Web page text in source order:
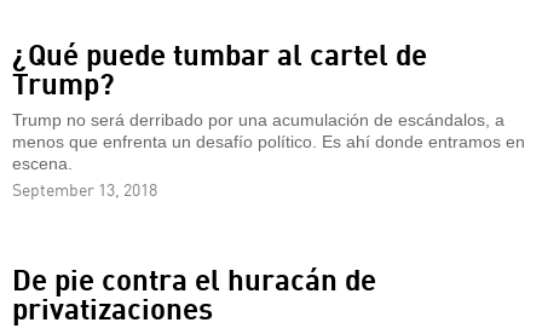
¿Qué puede tumbar al cartel de
Trump?
Trump no será derribado por una acumulación de escándalos, a
menos que enfrenta un desafío político. Es ahí donde entramos en
escena.
September 13, 2018
De pie contra el huracán de
privatizaciones